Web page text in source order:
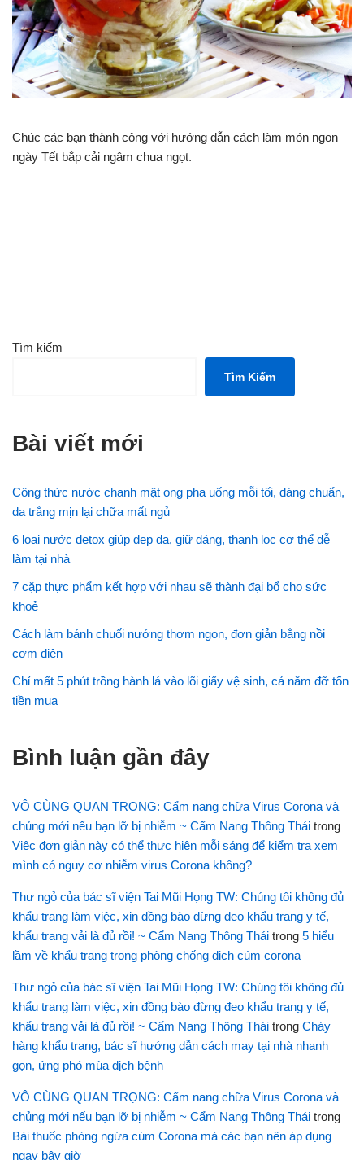
Chúc các bạn thành công với hướng dẫn cách làm món ngon
ngày Tết bắp cải ngâm chua ngọt.
Tìm kiếm
Tìm Kiếm
Bài viết mới
Công thức nước chanh mật ong pha uống mỗi tối, dáng chuẩn,
da trắng mịn lại chữa mất ngủ
6 loại nước detox giúp đẹp da, giữ dáng, thanh lọc cơ thể dễ
làm tại nhà
7 cặp thực phẩm kết hợp với nhau sẽ thành đại bổ cho sức
khoẻ
Cách làm bánh chuối nướng thơm ngon, đơn giản bằng nồi
cơm điện
Chỉ mất 5 phút trồng hành lá vào lõi giấy vệ sinh, cả năm đỡ tốn
tiền mua
Bình luận gần đây
VÔ CÙNG QUAN TRỌNG: Cẩm nang chữa Virus Corona và
chủng mới nếu bạn lỡ bị nhiễm ~ Cẩm Nang Thông Thái trong
Việc đơn giản này có thể thực hiện mỗi sáng để kiểm tra xem
mình có nguy cơ nhiễm virus Corona không?
Thư ngỏ của bác sĩ viện Tai Mũi Họng TW: Chúng tôi không đủ
khẩu trang làm việc, xin đồng bào đừng đeo khẩu trang y tế,
khẩu trang vải là đủ rồi! ~ Cẩm Nang Thông Thái trong 5 hiểu
lầm về khẩu trang trong phòng chống dịch cúm corona
Thư ngỏ của bác sĩ viện Tai Mũi Họng TW: Chúng tôi không đủ
khẩu trang làm việc, xin đồng bào đừng đeo khẩu trang y tế,
khẩu trang vải là đủ rồi! ~ Cẩm Nang Thông Thái trong Cháy
hàng khẩu trang, bác sĩ hướng dẫn cách may tại nhà nhanh
gọn, ứng phó mùa dịch bệnh
VÔ CÙNG QUAN TRỌNG: Cẩm nang chữa Virus Corona và
chủng mới nếu bạn lỡ bị nhiễm ~ Cẩm Nang Thông Thái trong
Bài thuốc phòng ngừa cúm Corona mà các bạn nên áp dụng
ngay bây giờ